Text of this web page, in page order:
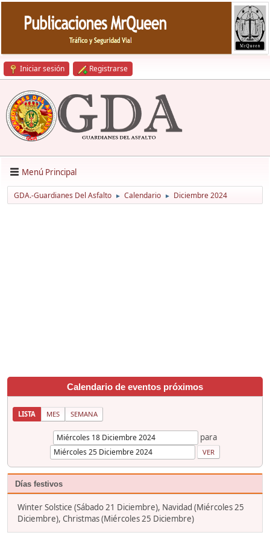
Iniciar sesión Registrarse
Menú Principal
GDA.-Guardianes Del Asfalto ► Calendario ► Diciembre 2024
Calendario de eventos próximos
LISTA MES SEMANA
para
Días festivos
Winter Solstice (Sábado 21 Diciembre), Navidad (Miércoles 25
Diciembre), Christmas (Miércoles 25 Diciembre)